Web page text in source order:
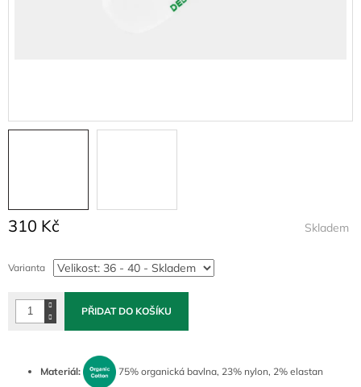
310 Kč
cena:
Skladem
Varianta
PŘIDAT DO KOŠÍKU
Materiál: 75% organická bavlna, 23% nylon, 2% elastan